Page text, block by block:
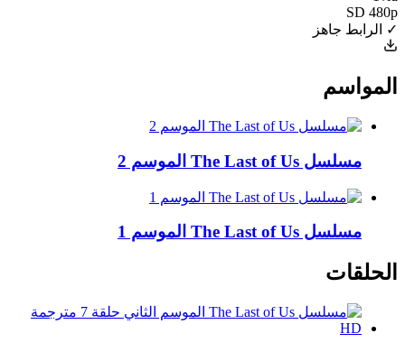
SD 480p
✓ الرابط جاهز
المواسم
مسلسل The Last of Us الموسم 2
مسلسل The Last of Us الموسم 1
الحلقات